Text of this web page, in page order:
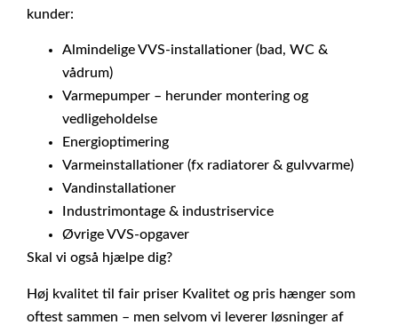
kunder:
Almindelige VVS-installationer (bad, WC &
vådrum)
Varmepumper – herunder montering og
vedligeholdelse
Energioptimering
Varmeinstallationer (fx radiatorer & gulvvarme)
Vandinstallationer
Industrimontage & industriservice
Øvrige VVS-opgaver
Skal vi også hjælpe dig?
Høj kvalitet til fair priser Kvalitet og pris hænger som
oftest sammen – men selvom vi leverer løsninger af